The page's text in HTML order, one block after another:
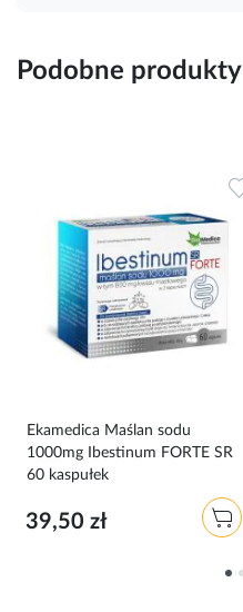
Podobne produkty
Ekamedica Maślan sodu
1000mg Ibestinum FORTE SR
60 kaspułek
39,50 zł